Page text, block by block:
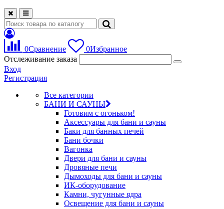
0Сравнение 0Избранное
Отслеживание заказа
Вход
Регистрация
Все категории
БАНИ И САУНЫ
Готовим с огоньком!
Аксессуары для бани и сауны
Баки для банных печей
Бани бочки
Вагонка
Двери для бани и сауны
Дровяные печи
Дымоходы для бани и сауны
ИК-оборудование
Камни, чугунные ядра
Освещение для бани и сауны